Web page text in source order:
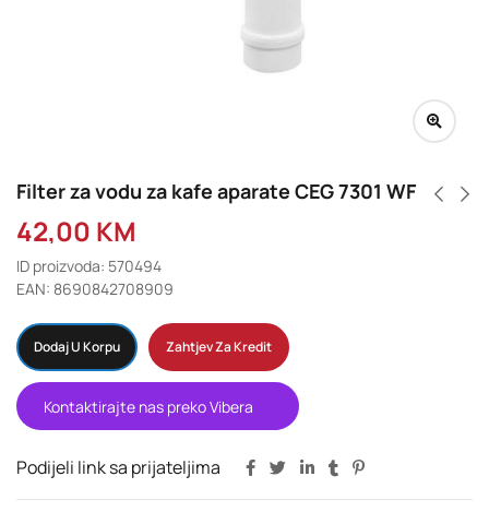
Filter za vodu za kafe aparate CEG 7301 WF
42,00 KM
ID proizvoda: 570494
EAN: 8690842708909
Dodaj U Korpu Zahtjev Za Kredit
Kontaktirajte nas preko Vibera
Podijeli link sa prijateljima